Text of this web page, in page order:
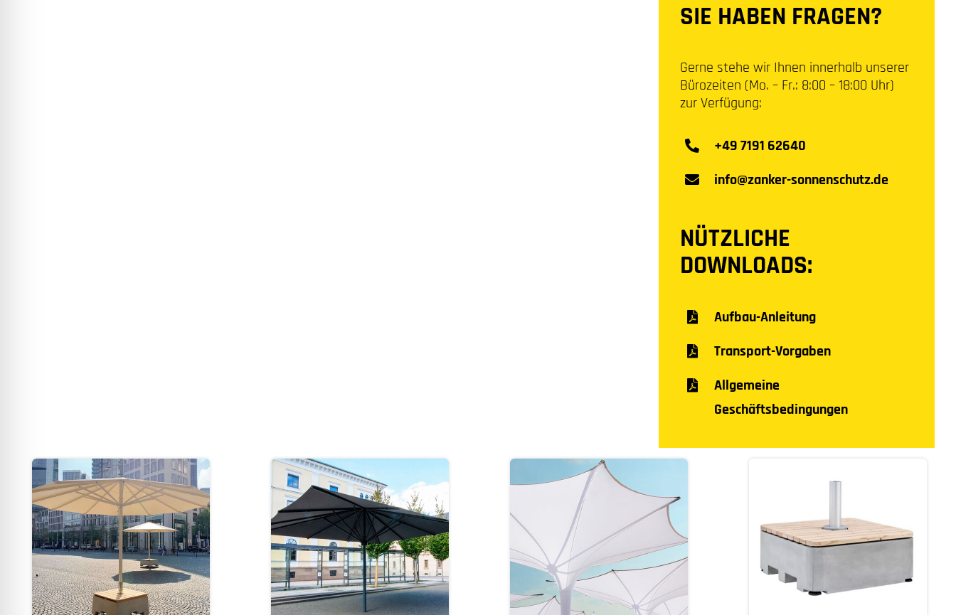
SIE HABEN FRAGEN?
Gerne stehe wir Ihnen innerhalb unserer
Bürozeiten (Mo. – Fr.: 8:00 – 18:00 Uhr)
zur Verfügung:
+49 7191 62640
info@zanker-sonnenschutz.de
NÜTZLICHE
DOWNLOADS:
Aufbau-Anleitung
Transport-Vorgaben
Allgemeine
Geschäftsbedingungen